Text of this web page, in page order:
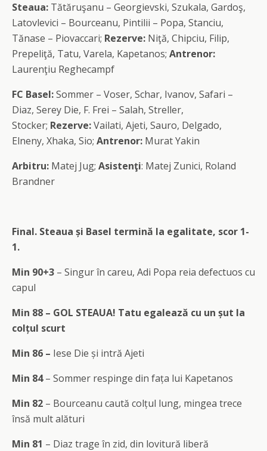
Steaua: Tătăruşanu – Georgievski, Szukala, Gardoş,
Latovlevici – Bourceanu, Pintilii – Popa, Stanciu,
Tănase – Piovaccari; Rezerve: Niţă, Chipciu, Filip,
Prepeliţă, Tatu, Varela, Kapetanos; Antrenor:
Laurenţiu Reghecampf
FC Basel:Sommer – Voser, Schar, Ivanov, Safari –
Diaz, Serey Die, F. Frei – Salah, Streller,
Stocker; Rezerve:Vailati, Ajeti, Sauro, Delgado,
Elneny, Xhaka, Sio; Antrenor: Murat Yakin
Arbitru: Matej Jug; Asistenţi: Matej Zunici, Roland
Brandner
Final. Steaua și Basel termină la egalitate, scor 1-
1.
Min 90+3 – Singur în careu, Adi Popa reia defectuos cu
capul
Min 88 – GOL STEAUA! Tatu egalează cu un șut la
colțul scurt
Min 86 – Iese Die și intră Ajeti
Min 84– Sommer respinge din fața lui Kapetanos
Min 82 – Bourceanu caută colțul lung, mingea trece
însă mult alături
Min 81 – Diaz trage în zid, din lovitură liberă